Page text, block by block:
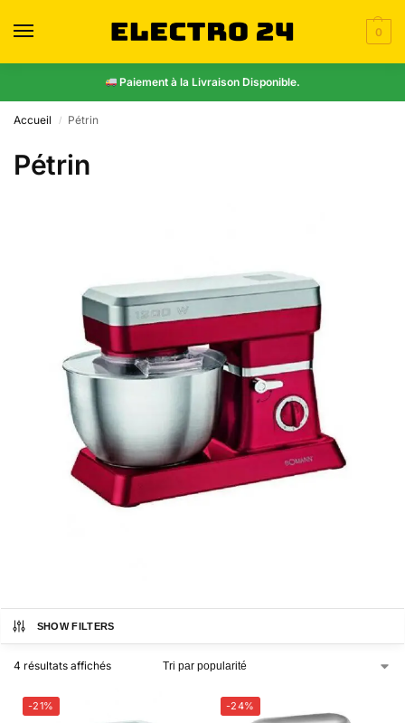
0
Paiement à la Livraison Disponible.
Accueil / Pétrin
Pétrin
SHOW FILTERS
4 résultats affichés
-21% -24%